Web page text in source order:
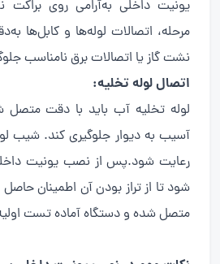
یونیت داخلی به‌آرامی روی
مرحله، اتصالات لوله‌ها و کابل‌ها
نشت گاز یا اتصالات برق نامناسب
اتصال لوله تخلیه:
لوله تخلیه آب باید با دقت
آسیب به دیوار جلوگیری کند. شیب
رعایت شود.پس از نصب یونیت
شود تا از تراز بودن آن اطمینان
متصل شده و دستگاه آماده تست